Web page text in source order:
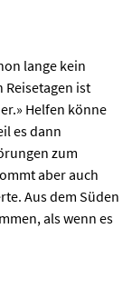
lange kein
Reisetagen ist
Helfen könne
es dann
zum
aber auch
Aus dem Süden
als wenn es